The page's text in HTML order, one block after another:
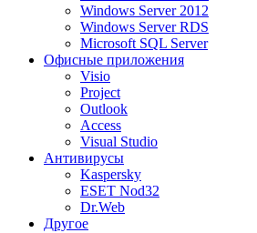
Windows Server 2012
Windows Server RDS
Microsoft SQL Server
Офисные приложения
Visio
Project
Outlook
Access
Visual Studio
Антивирусы
Kaspersky
ESET Nod32
Dr.Web
Другое